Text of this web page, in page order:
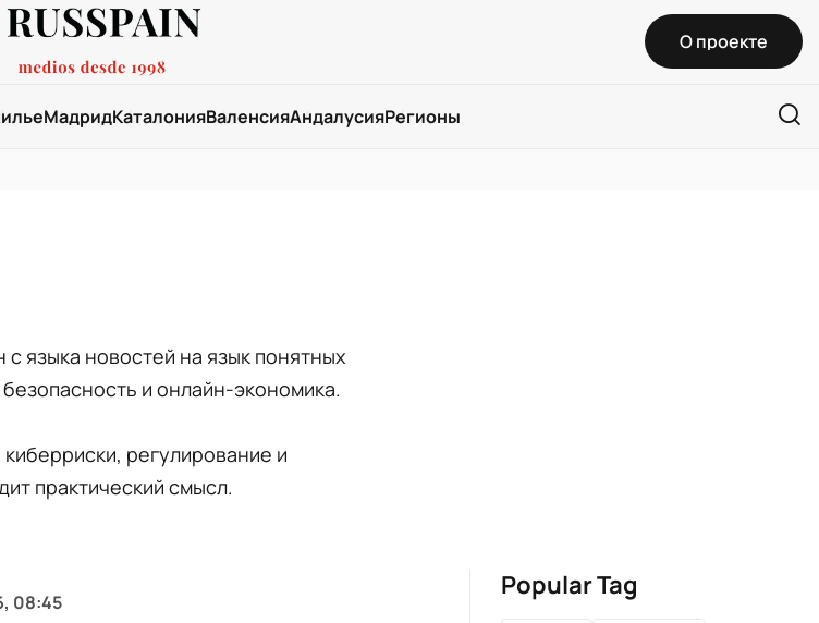
О проекте
МадридКаталонияВаленсияАндалусияРегионы
языка новостей на язык понятных
и онлайн-экономика.
регулирование и
практический смысл.
08:45
Popular Tag